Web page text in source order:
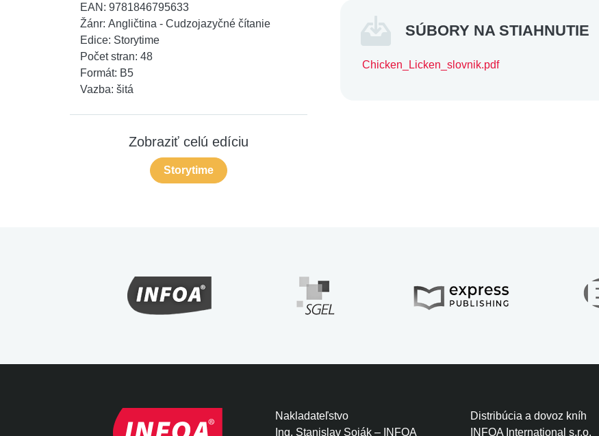
EAN: 9781846795633
Žánr: Angličtina - Cudzojazyčné čítanie
Edice: Storytime
Počet stran: 48
Formát: B5
Vazba: šitá
Zobraziť celú edíciu
Storytime
SÚBORY NA STIAHNUTIE
Chicken_Licken_slovnik.pdf
Nakladateľstvo
Ing. Stanislav Soják – INFOA
Distribúcia a dovoz kníh
INFOA International s.r.o.